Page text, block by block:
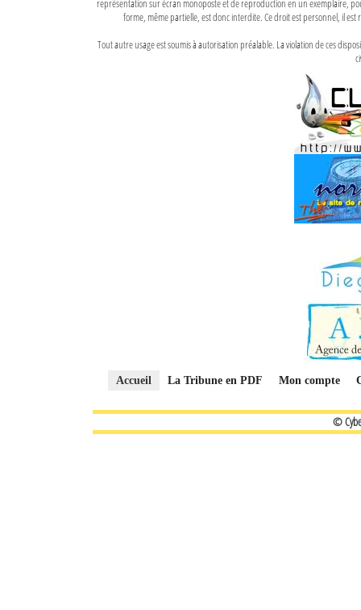
représentation sur écran monoposte et de reproduction en un exemplaire,
forme, même partielle, est donc interdite. Ce droit est personnel, il
Tout autre usage est soumis à autorisation préalable. La violation de ces
Accueil La Tribune en PDF Mon compte
©